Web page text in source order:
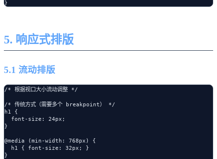
5. 响应式排版
5.1 流动排版
/* 根据视口大小流动调整 */
/* 传统方式（需要多个 breakpoint） */
h1 {
  font-size: 24px;
}
@media (min-width: 768px) {
  h1 { font-size: 32px; }
}